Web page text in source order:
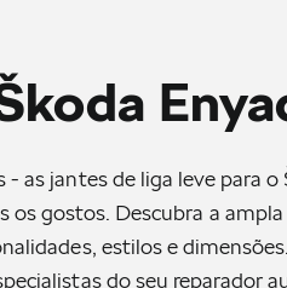
as jantes de liga leve para o
os gostos. Descubra a
estilos e
do seu reparador